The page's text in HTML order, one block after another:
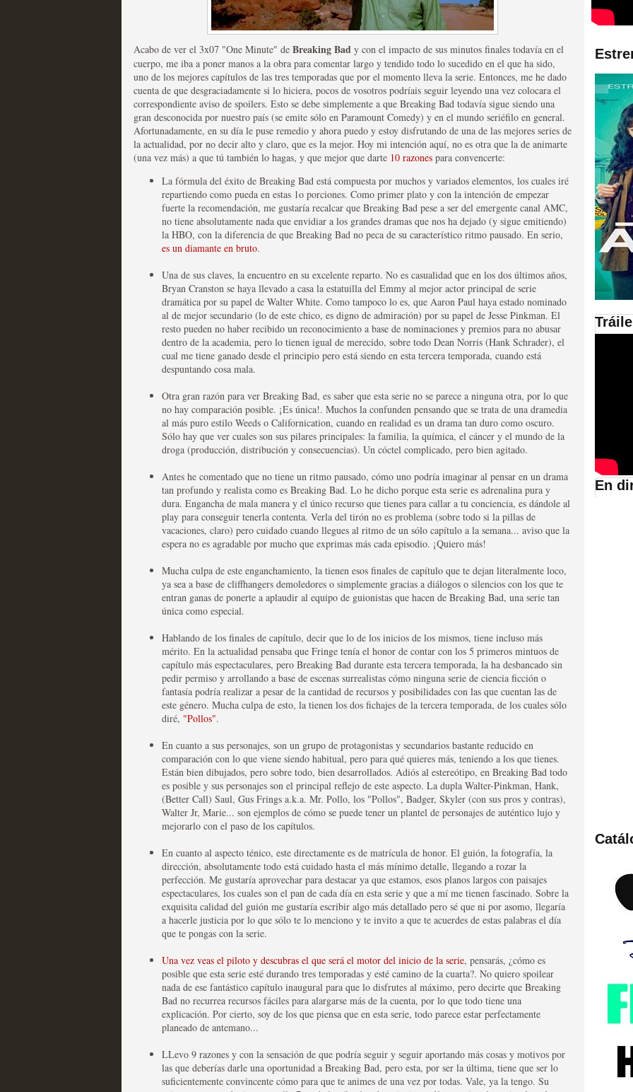
MOLTISANTI
Recomendación de la semana
Las series disponibles en las plataformas SVOD
tienen fecha de caducidad
MOLTISANTI
Recomendación de la semana
La barrera de las 500 series al año se superará
desde Silicon Valley
Recomendación de la semana
Mi experiencia como usuario de HBO España
MOLTISANTI
Recomendación de la semana
The Get Down o cómo acabar siendo una de las
series más caras de la historia
Recomendación de la semana
Fin de ciclo para las series de viajes en el tiempo
MOLTISANTI
Recomendación de la semana
Taboo es otra miniserie británica que no es
miniserie
MOLTISANTI
Recomendación de la semana
Acabo de ver el 3x07 "One Minute" de Breaking Bad y con el impacto de sus minutos finales todavía en el
cuerpo, me iba a poner manos a la obra para comentar largo y tendido todo lo sucedido en el que ha sido,
uno de los mejores capítulos de las tres temporadas que por el momento lleva la serie. Entonces, me he dado
cuenta de que desgraciadamente si lo hiciera, pocos de vosotros podríais seguir leyendo una vez colocara el
correspondiente aviso de spoilers. Esto se debe simplemente a que Breaking Bad todavía sigue siendo una
gran desconocida por nuestro país (se emite sólo en Paramount Comedy) y en el mundo seriéfilo en general.
Afortunadamente, en su día le puse remedio y ahora puedo y estoy disfrutando de una de las mejores series de
la actualidad, por no decir alto y claro, que es la mejor. Hoy mi intención aquí, no es otra que la de animarte
(una vez más) a que tú también lo hagas, y que mejor que darte 10 razones para convencerte:
La fórmula del éxito de Breaking Bad está compuesta por muchos y variados elementos, los cuales iré
repartiendo como pueda en estas 1o porciones. Como primer plato y con la intención de empezar
fuerte la recomendación, me gustaría recalcar que Breaking Bad pese a ser del emergente canal AMC,
no tiene absolutamente nada que envidiar a los grandes dramas que nos ha dejado (y sigue emitiendo)
la HBO, con la diferencia de que Breaking Bad no peca de su característico ritmo pausado. En serio,
es un diamante en bruto.
Una de sus claves, la encuentro en su excelente reparto. No es casualidad que en los dos últimos años,
Bryan Cranston se haya llevado a casa la estatuilla del Emmy al mejor actor principal de serie
dramática por su papel de Walter White. Como tampoco lo es, que Aaron Paul haya estado nominado
al de mejor secundario (lo de este chico, es digno de admiración) por su papel de Jesse Pinkman. El
resto pueden no haber recibido un reconocimiento a base de nominaciones y premios para no abusar
dentro de la academia, pero lo tienen igual de merecido, sobre todo Dean Norris (Hank Schrader), el
cual me tiene ganado desde el principio pero está siendo en esta tercera temporada, cuando está
despuntando cosa mala.
Otra gran razón para ver Breaking Bad, es saber que esta serie no se parece a ninguna otra, por lo que
no hay comparación posible. ¡Es única!. Muchos la confunden pensando que se trata de una dramedia
al más puro estilo Weeds o Californication, cuando en realidad es un drama tan duro como oscuro.
Sólo hay que ver cuales son sus pilares principales: la familia, la química, el cáncer y el mundo de la
droga (producción, distribución y consecuencias). Un cóctel complicado, pero bien agitado.
Antes he comentado que no tiene un ritmo pausado, cómo uno podría imaginar al pensar en un drama
tan profundo y realista como es Breaking Bad. Lo he dicho porque esta serie es adrenalina pura y
dura. Engancha de mala manera y el único recurso que tienes para callar a tu conciencia, es dándole al
play para conseguir tenerla contenta. Verla del tirón no es problema (sobre todo si la pillas de
vacaciones, claro) pero cuidado cuando llegues al ritmo de un sólo capítulo a la semana... aviso que la
espera no es agradable por mucho que exprimas más cada episodio. ¡Quiero más!
Mucha culpa de este enganchamiento, la tienen esos finales de capítulo que te dejan literalmente loco,
ya sea a base de cliffhangers demoledores o simplemente gracias a diálogos o silencios con los que te
entran ganas de ponerte a aplaudir al equipo de guionistas que hacen de Breaking Bad, una serie tan
única como especial.
Hablando de los finales de capítulo, decir que lo de los inicios de los mismos, tiene incluso más
mérito. En la actualidad pensaba que Fringe tenía el honor de contar con los 5 primeros mintuos de
capítulo más espectaculares, pero Breaking Bad durante esta tercera temporada, la ha desbancado sin
pedir permiso y arrollando a base de escenas surrealistas cómo ninguna serie de ciencia ficción o
fantasía podría realizar a pesar de la cantidad de recursos y posibilidades con las que cuentan las de
este género. Mucha culpa de esto, la tienen los dos fichajes de la tercera temporada, de los cuales sólo
diré, "Pollos".
En cuanto a sus personajes, son un grupo de protagonistas y secundarios bastante reducido en
comparación con lo que viene siendo habitual, pero para qué quieres más, teniendo a los que tienes.
Están bien dibujados, pero sobre todo, bien desarrollados. Adiós al estereótipo, en Breaking Bad todo
es posible y sus personajes son el principal reflejo de este aspecto. La dupla Walter-Pinkman, Hank,
(Better Call) Saul, Gus Frings a.k.a. Mr. Pollo, los "Pollos", Badger, Skyler (con sus pros y contras),
Walter Jr, Marie... son ejemplos de cómo se puede tener un plantel de personajes de auténtico lujo y
mejorarlo con el paso de los capítulos.
En cuanto al aspecto ténico, este directamente es de matrícula de honor. El guión, la fotografía, la
dirección, absolutamente todo está cuidado hasta el más mínimo detalle, llegando a rozar la
perfección. Me gustaría aprovechar para destacar ya que estamos, esos planos largos con paisajes
espectaculares, los cuales son el pan de cada día en esta serie y que a mí me tienen fascinado. Sobre la
exquisita calidad del guión me gustaría escribir algo más detallado pero sé que ni por asomo, llegaría
a hacerle justicia por lo que sólo te lo menciono y te invito a que te acuerdes de estas palabras el día
que te pongas con la serie.
Una vez veas el piloto y descubras el que será el motor del inicio de la serie, pensarás, ¿cómo es
posible que esta serie esté durando tres temporadas y esté camino de la cuarta?. No quiero spoilear
nada de ese fantástico capítulo inaugural para que lo disfrutes al máximo, pero decirte que Breaking
Bad no recurrea recursos fáciles para alargarse más de la cuenta, por lo que todo tiene una
explicación. Por cierto, soy de los que piensa que en esta serie, todo parece estar perfectamente
planeado de antemano...
LLevo 9 razones y con la sensación de que podría seguir y seguir aportando más cosas y motivos por
las que deberías darle una oportunidad a Breaking Bad, pero esta, por ser la última, tiene que ser lo
suficientemente convincente cómo para que te animes de una vez por todas. Vale, ya la tengo. Su
En